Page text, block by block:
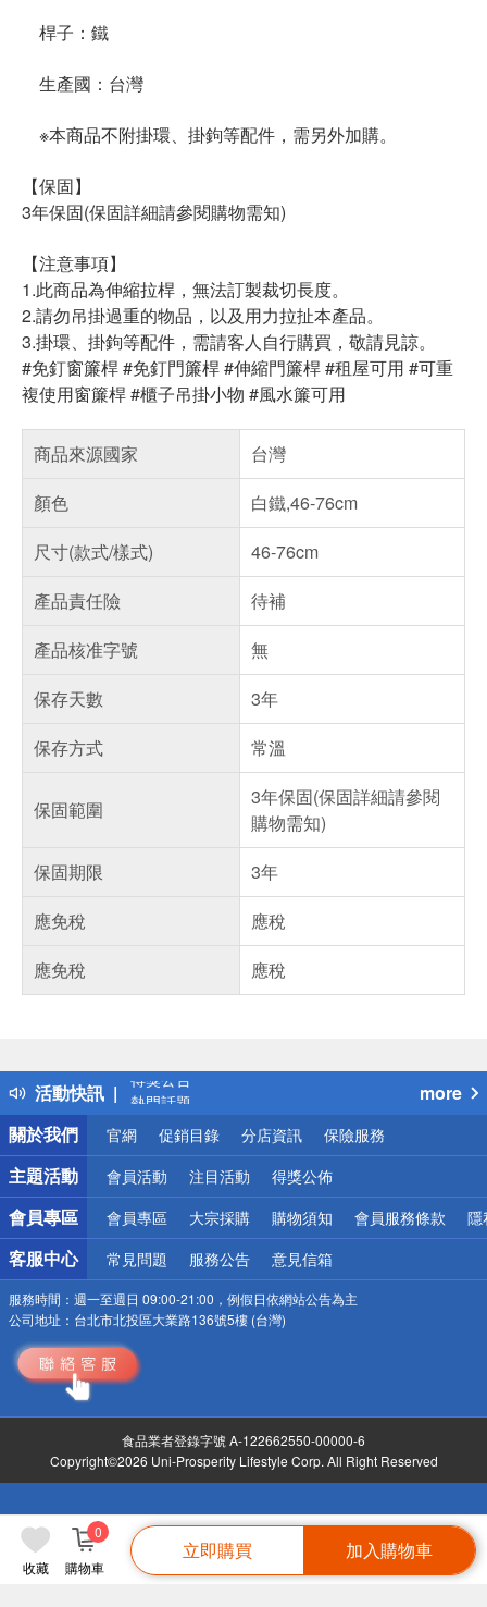
收藏 購物車
0
立即購買 加入購物車
桿子：鐵
生產國：台灣
※本商品不附掛環、掛鉤等配件，需另外加購。
【保固】
3年保固(保固詳細請參閱購物需知)
【注意事項】
1.此商品為伸縮拉桿，無法訂製裁切長度。
2.請勿吊掛過重的物品，以及用力拉扯本產品。
3.掛環、掛鉤等配件，需請客人自行購買，敬請見諒。
#免釘窗簾桿 #免釘門簾桿 #伸縮門簾桿 #租屋可用 #可重
複使用窗簾桿 #櫃子吊掛小物 #風水簾可用
商品來源國家
台灣
顏色
白鐵,46-76cm
尺寸(款式/樣式)
46-76cm
產品責任險
待補
產品核准字號
無
保存天數
3年
保存方式
常溫
保固範圍
3年保固(保固詳細請參閱
購物需知)
保固期限
3年
應免稅
應稅
應免稅
應稅
活動快訊
得獎公告
熱門話題
銀行優惠
偏遠地區配送
詐騙網頁！請小心！
more
關於我們
官網 促銷目錄 分店資訊 保險服務
主題活動 會員活動 注目活動 得獎公佈
會員專區 會員專區 大宗採購 購物須知 會員服務條款 隱
客服中心 常見問題 服務公告 意見信箱
服務時間： 週一至週日 09:00-21:00，例假日依網站公告為主
公司地址： 台北市北投區大業路136號5樓 (台灣)
食品業者登錄字號 A-122662550-00000-6
Copyright©2026 Uni-Prosperity Lifestyle Corp. All Right Reserved